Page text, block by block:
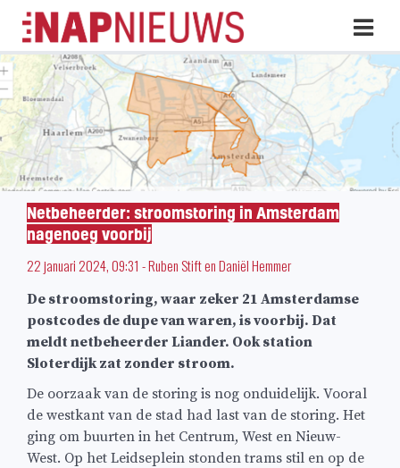
Skip
naar
inhoud
Netbeheerder: stroomstoring in Amsterdam
nagenoeg voorbij
22 januari 2024, 09:31 -Ruben StiftenDaniël Hemmer
De stroomstoring, waar zeker 21 Amsterdamse
postcodes de dupe van waren, is voorbij. Dat
meldt netbeheerder Liander. Ook station
Sloterdijk zat zonder stroom.
De oorzaak van de storing is nog onduidelijk. Vooral
de westkant van de stad had last van de storing. Het
ging om buurten in het Centrum, West en Nieuw-
West. Op het Leidseplein stonden trams stil en op de